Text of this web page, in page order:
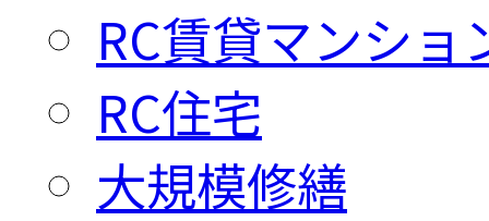
RC賃貸マンシ
RC住宅
大規模修繕